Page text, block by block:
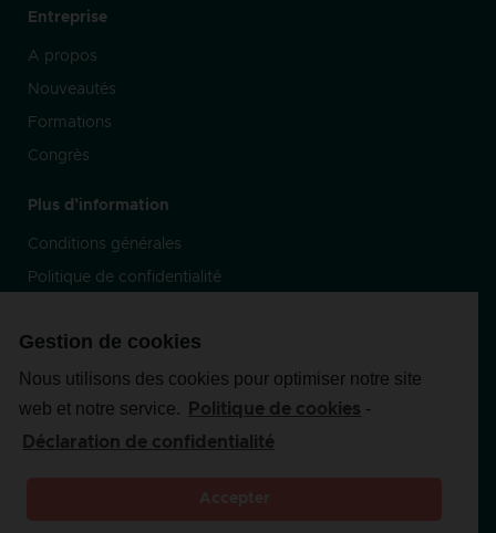
Gestion de cookies
Nous utilisons des cookies pour optimiser notre site
web et notre service.
Politique de cookies -
Déclaration de confidentialité
Entreprise
A propos
Nouveautés
Formations
Congrès
Plus d’information
Conditions générales
Politique de confidentialité
Suivez-nous